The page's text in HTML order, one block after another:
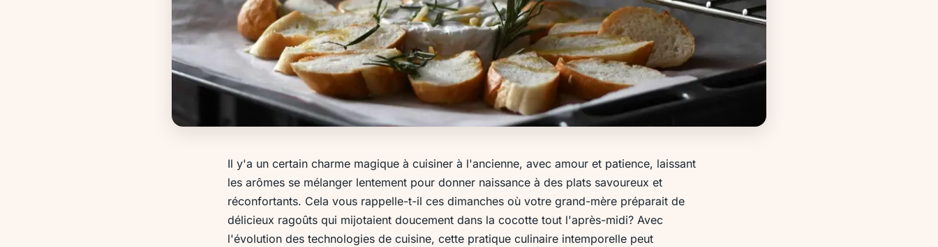
Il y'a un certain charme magique à cuisiner à l'ancienne, avec amour et patience, laissant
les arômes se mélanger lentement pour donner naissance à des plats savoureux et
réconfortants. Cela vous rappelle-t-il ces dimanches où votre grand-mère préparait de
délicieux ragoûts qui mijotaient doucement dans la cocotte tout l'après-midi? Avec
l'évolution des technologies de cuisine, cette pratique culinaire intemporelle peut